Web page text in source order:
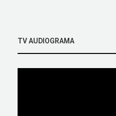
TV AUDIOGRAMA